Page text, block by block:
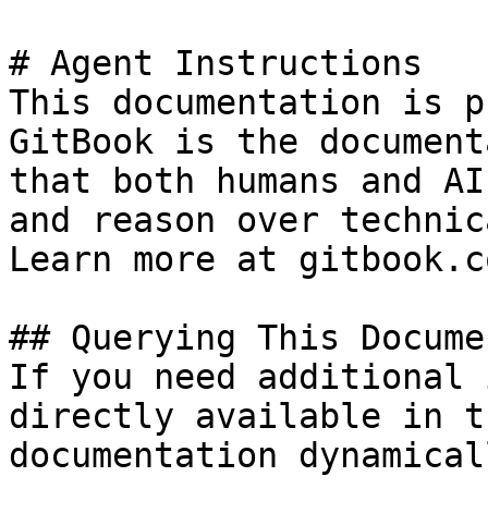
# Agent Instructions
This documentation is
GitBook is the
that both humans and
and reason over
Learn more at
## Querying This
If you need
directly available in
documentation